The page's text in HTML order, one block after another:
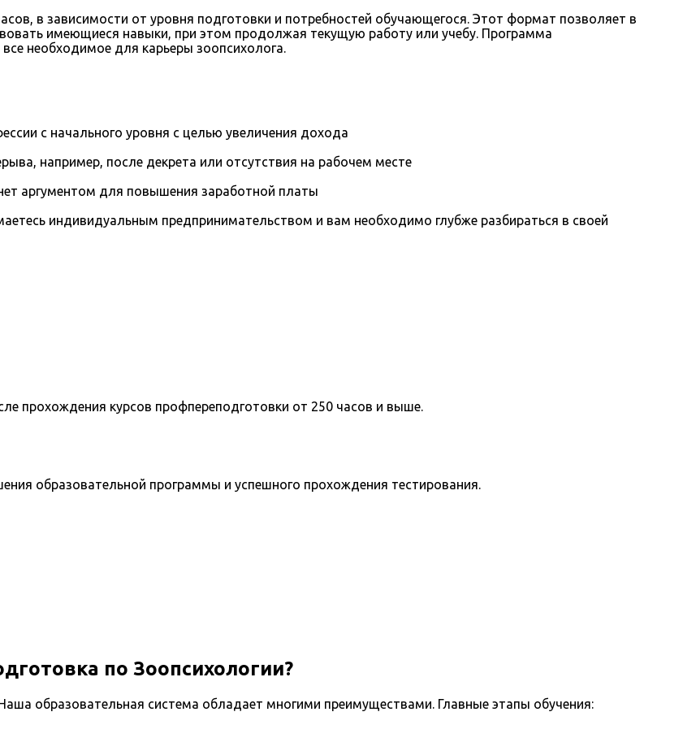
в зависимости от уровня подготовки и потребностей обучающегося. Этот формат позволяет в
имеющиеся навыки, при этом продолжая текущую работу или учебу. Программа
необходимое для карьеры зоопсихолога.
с начального уровня с целью увеличения дохода
например, после декрета или отсутствия на рабочем месте
аргументом для повышения заработной платы
индивидуальным предпринимательством и вам необходимо глубже разбираться в своей
прохождения курсов профпереподготовки от 250 часов и выше.
образовательной программы и успешного прохождения тестирования.
по Зоопсихологии?
образовательная система обладает многими преимуществами. Главные этапы обучения: